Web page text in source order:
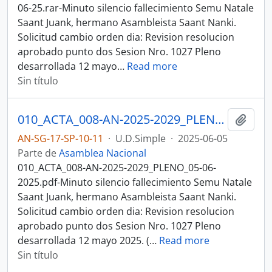
06-25.rar-Minuto silencio fallecimiento Semu Natale
Saant Juank, hermano Asambleista Saant Nanki.
Solicitud cambio orden dia: Revision resolucion
aprobado punto dos Sesion Nro. 1027 Pleno
desarrollada 12 mayo… Read more
Sin título
010_ACTA_008-AN-2025-2029_PLENO_05-06-2025SESION DEL PLENO N 008 ASAMBLEA NACIONAL 2025-2027
AN-SG-17-SP-10-11 · U.D.Simple · 2025-06-05
Parte deAsamblea Nacional
010_ACTA_008-AN-2025-2029_PLENO_05-06-
2025.pdf-Minuto silencio fallecimiento Semu Natale
Saant Juank, hermano Asambleista Saant Nanki.
Solicitud cambio orden dia: Revision resolucion
aprobado punto dos Sesion Nro. 1027 Pleno
desarrollada 12 mayo 2025. (… Read more
Sin título